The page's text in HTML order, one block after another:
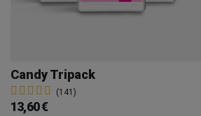
Candy Tripack
(141)
13,60 €